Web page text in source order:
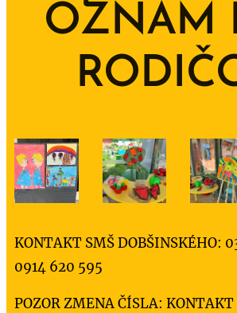
OZNAM
KONTAKT SMŠ DOBŠINSKÉHO:
0914 620 595
POZOR ZMENA ČÍSLA: KONTAKT